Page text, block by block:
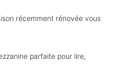
récemment rénovée vous
parfaite pour lire,